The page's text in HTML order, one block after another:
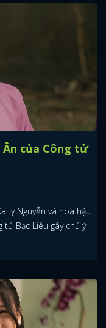
của Công tử
Nguyễn và hoa hậu
Bạc Liêu gây chú ý